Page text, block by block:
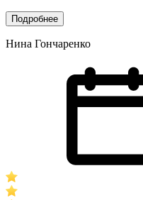
Подробнее
Нина Гончаренко